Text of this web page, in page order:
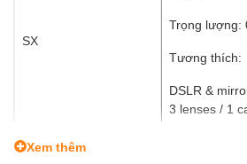
SX
Trọng lượng:
Tương thích:
DSLR &
3 lenses / 1
Xem thêm